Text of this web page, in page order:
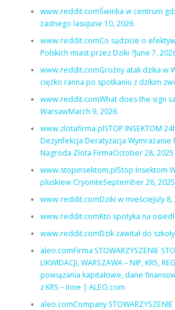
www.reddit.comŚwinka w centrum
żadnego lasuJune 10, 2026
www.reddit.comCo sądzicie o
Polskich miast przez Dziki ?June 7,
www.reddit.comGroźny atak dzika w
ciężko ranna po spotkaniu z dzikim
www.reddit.comWhat does the sign
WarsawMarch 9, 2026
www.zlotafirma.plSTOP INSEKTOM
Dezynfekcja Deratyzacja Wymrażanie
Nagroda Złota FirmaOctober 28, 2025
www.stopinsektom.plStop Insektom
pluskiew CryoniteSeptember 26, 2025
www.reddit.comDziki w mieścieJuly 8,
www.reddit.comKto spotyka na
www.reddit.comDzik zawitał do
aleo.comFirma STOWARZYSZENIE
LIKWIDACJI, WARSZAWA – NIP, KRS,
powiązania kapitałowe, dane
z KRS – Inne | ALEO.com
aleo.comCompany